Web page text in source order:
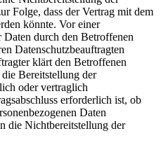
Folge, dass der Vertrag mit dem
könnte. Vor einer
Daten durch den Betroffenen
Datenschutzbeauftragten
klärt den Betroffenen
Bereitstellung der
oder vertraglich
erforderlich ist, ob
Daten
die Nichtbereitstellung der